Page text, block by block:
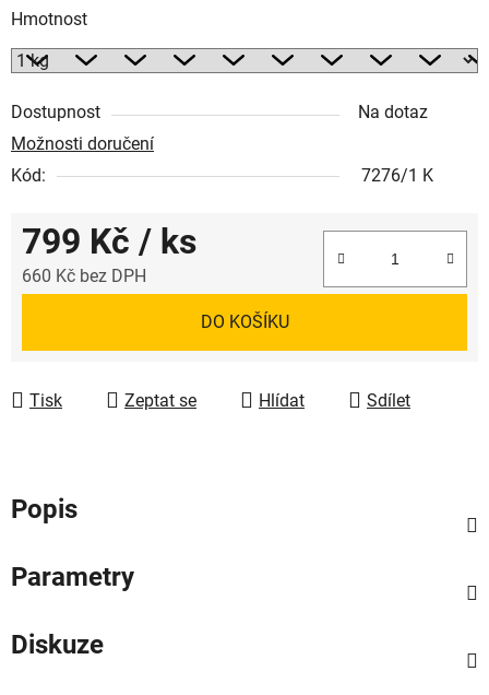
Hmotnost
Dostupnost
Na dotaz
Možnosti doručení
Kód:
7276/1 K
799 Kč / ks
660 Kč bez DPH
DO KOŠÍKU
Tisk Zeptat se Hlídat Sdílet
Popis
Parametry
Diskuze